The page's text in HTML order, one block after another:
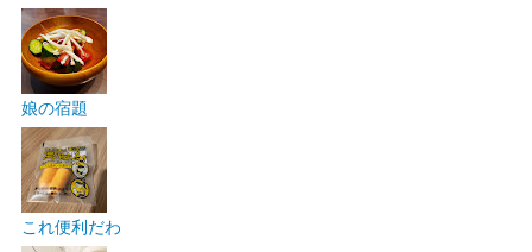
娘の宿題
これ便利だわ